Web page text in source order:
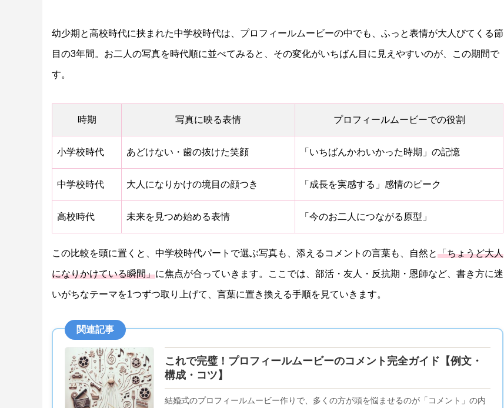
幼少期と高校時代に挟まれた中学校時代は、プロフィールムービーの中でも、ふっと表情が大人びてくる節
目の3年間。お二人の写真を時代順に並べてみると、その変化がいちばん目に見えやすいのが、この期間で
す。
時期 写真に映る表情 プロフィールムービーでの役割
小学校時代 あどけない・歯の抜けた笑顔 「いちばんかわいかった時期」の記憶
中学校時代 大人になりかけの境目の顔つき 「成長を実感する」感情のピーク
高校時代 未来を見つめ始める表情 「今のお二人につながる原型」
この比較を頭に置くと、中学校時代パートで選ぶ写真も、添えるコメントの言葉も、自然と「ちょうど大人
になりかけている瞬間」に焦点が合っていきます。ここでは、部活・友人・反抗期・恩師など、書き方に迷
いがちなテーマを1つずつ取り上げて、言葉に置き換える手順を見ていきます。
関連記事
これで完璧！プロフィールムービーのコメント完全ガイド【例文・
構成・コツ】
結婚式のプロフィールムービー作りで、多くの方が頭を悩ませるのが「コメント」の内